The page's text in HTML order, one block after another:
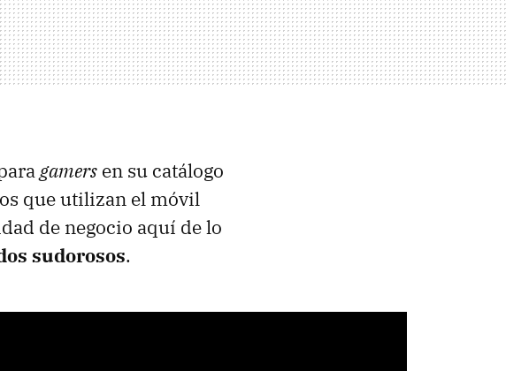
gamers en su catálogo
que utilizan el móvil
de negocio aquí de lo
sudorosos.